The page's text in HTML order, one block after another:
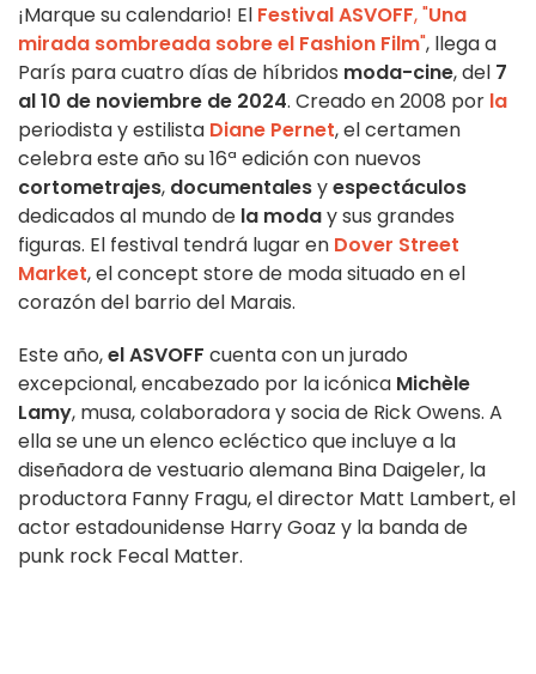
¡Marque su calendario! El Festival ASVOFF, "Una
mirada sombreada sobre el Fashion Film", llega a
París para cuatro días de híbridos moda-cine, del 7
al 10 de noviembre de 2024. Creado en 2008 por la
periodista y estilista Diane Pernet, el certamen
celebra este año su 16ª edición con nuevos
cortometrajes, documentalesyespectáculos
dedicados al mundo de la moday sus grandes
figuras. El festival tendrá lugar en Dover Street
Market, el concept store de moda situado en el
corazón del barrio del Marais.
Este año,el ASVOFF cuenta con un jurado
excepcional, encabezado por la icónica Michèle
Lamy, musa, colaboradora y socia de Rick Owens. A
ella se une un elenco ecléctico que incluye a la
diseñadora de vestuario alemana Bina Daigeler, la
productora Fanny Fragu, el director Matt Lambert, el
actor estadounidense Harry Goaz y la banda de
punk rock Fecal Matter.